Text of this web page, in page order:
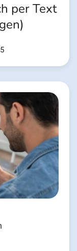
per Text